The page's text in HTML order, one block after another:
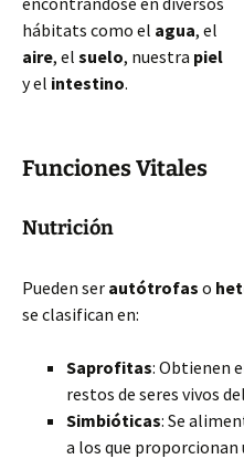
hábitats como el agua, el
aire, el suelo, nuestra piel
y el intestino.
Funciones Vitales
Nutrición
Pueden ser autótrofas o
se clasifican en:
Saprofitas: Obtienen
restos de seres vivos
Simbióticas: Se
a los que